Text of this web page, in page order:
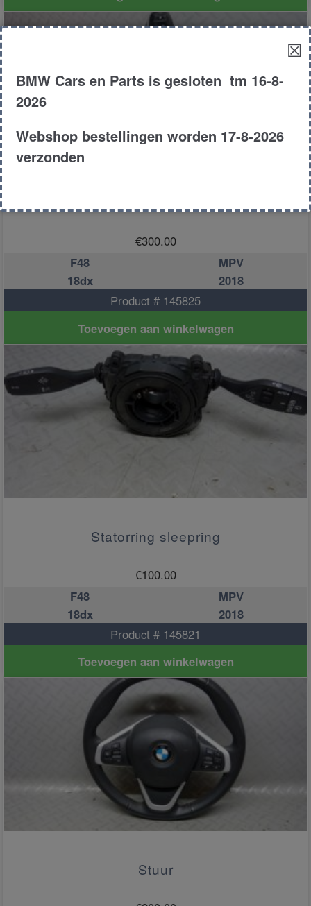
€300.00
F48
MPV
18dx
2018
Product # 145825
Toevoegen aan winkelwagen
Statorring sleepring
€100.00
F48
MPV
18dx
2018
Product # 145821
Toevoegen aan winkelwagen
Stuur
☒
BMW Cars en Parts is gesloten tm 16-8-
2026
Webshop bestellingen worden 17-8-2026
verzonden